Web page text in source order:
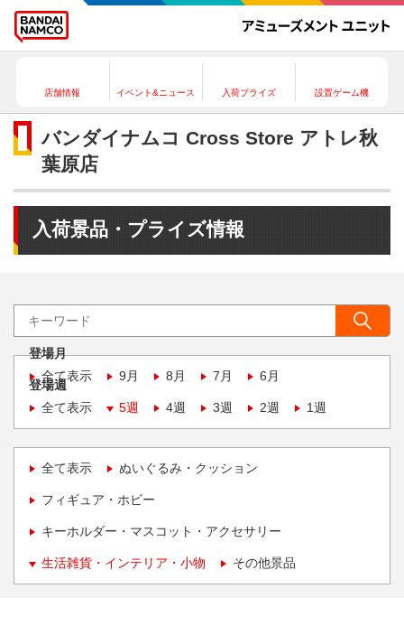
店舗情報 イベント&ニュース 入荷プライズ 設置ゲーム機
バンダイナムコ Cross Store アトレ秋
葉原店
入荷景品・プライズ情報
登場月
全て表示
9月 8月 7月 6月
登場週
全て表示
5週 4週 3週 2週 1週
全て表示 ぬいぐるみ・クッション
フィギュア・ホビー
キーホルダー・マスコット・アクセサリー
生活雑貨・インテリア・小物 その他景品